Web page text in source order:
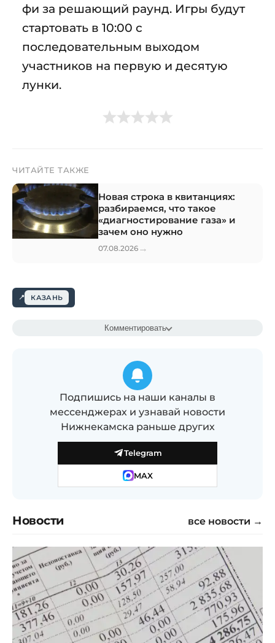
фи за решающий раунд. Игры будут
стартовать в 10:00 с
последовательным выходом
участников на первую и десятую
лунки.
ЧИТАЙТЕ ТАКЖЕ
Новая строка в квитанциях:
разбираемся, что такое
«диагностирование газа» и
зачем оно нужно
07.08.2026 →
КАЗАНЬ
Комментировать
Подпишись на наши каналы в
мессенджерах и узнавай новости
Нижнекамска раньше других
Telegram
MAX
Новости все новости →